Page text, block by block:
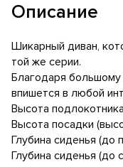
Описание
Шикарный диван,
той же серии.
Благодаря большому
впишется в любой
Высота
Высота посадки
Глубина сиденья (до
Глубина сиденья (до